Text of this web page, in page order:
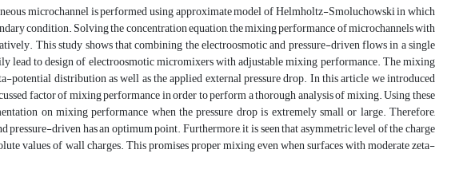
microchannel is performed using approximate model of Helmholtz-Smoluchowski in which
condition. Solving the concentration equation, the mixing performance of microchannels with
This study shows that combining the electroosmotic and pressure-driven flows in a single
lead to design of electroosmotic micromixers with adjustable mixing performance. The mixing
potential distribution as well as the applied external pressure drop. In this article we introduced
factor of mixing performance in order to perform a thorough analysis of mixing. Using these
on mixing performance when the pressure drop is extremely small or large. Therefore,
driven has an optimum point. Furthermore, it is seen that asymmetric level of the charge
values of wall charges. This promises proper mixing even when surfaces with moderate zeta-